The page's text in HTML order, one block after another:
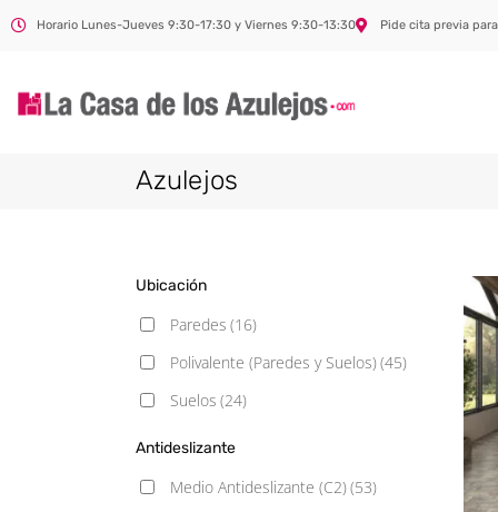
Horario Lunes-Jueves 9:30-17:30 y Viernes 9:30-13:30 Pide cita previa
Azulejos
Ubicación
Paredes (16)
Polivalente (Paredes y Suelos)(45)
Suelos (24)
Antideslizante
Medio Antideslizante (C2)(53)